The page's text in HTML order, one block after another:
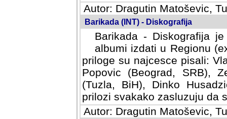
Autor: Dragutin Matoševic,
Barikada (INT) - Diskografija
Barikada - Diskografija
albumi izdati u Regionu
priloge su najcesce pisali:
Popovic (Beograd, SRB),
(Tuzla, BiH), Dinko
prilozi svakako zasluzuju da
Autor: Dragutin Matoševic,